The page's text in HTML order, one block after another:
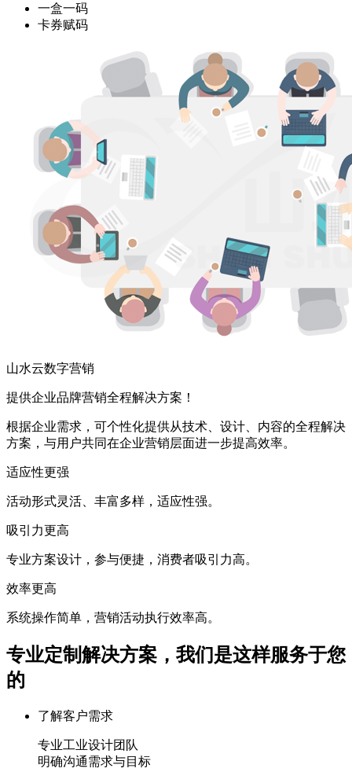
一盒一码
卡券赋码
山水云数字营销
提供企业品牌营销全程解决方案！
根据企业需求，可个性化提供从技术、设计、内容的全程解决
方案，与用户共同在企业营销层面进一步提高效率。
适应性更强
活动形式灵活、丰富多样，适应性强。
吸引力更高
专业方案设计，参与便捷，消费者吸引力高。
效率更高
系统操作简单，营销活动执行效率高。
专业定制解决方案，我们是这样服务于您
的
了解客户需求
专业工业设计团队
明确沟通需求与目标